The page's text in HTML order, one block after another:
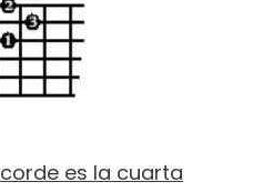
es la cuarta